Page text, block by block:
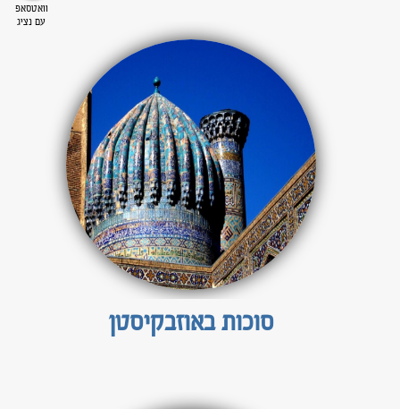
סוכות באוזבקיסטן
וואטסאפ
עם נציג